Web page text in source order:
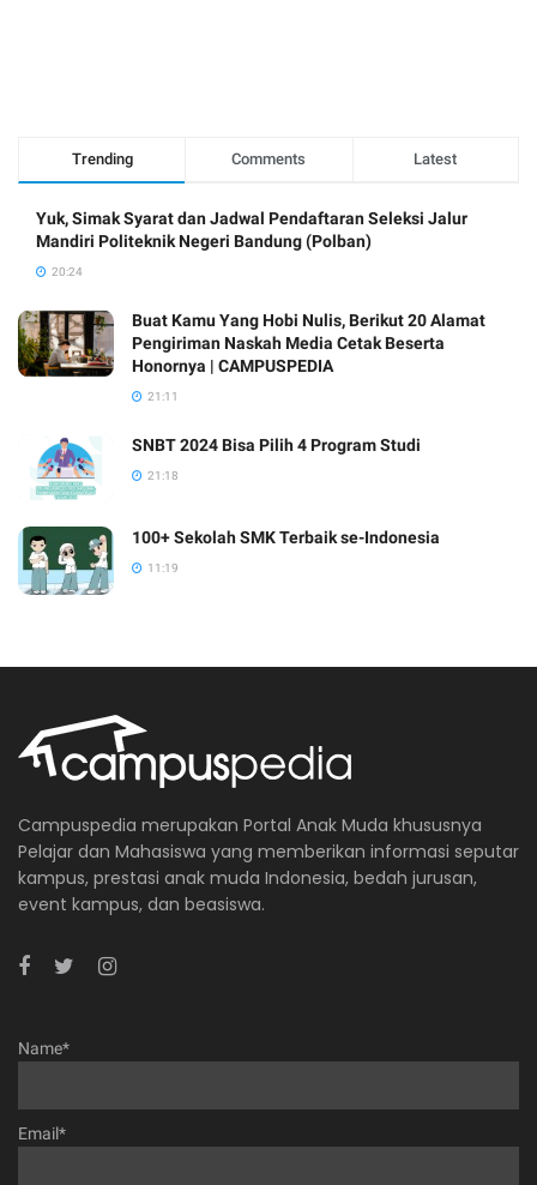
Trending Comments Latest
Yuk, Simak Syarat dan Jadwal Pendaftaran Seleksi Jalur
Mandiri Politeknik Negeri Bandung (Polban)
20:24
Buat Kamu Yang Hobi Nulis, Berikut 20 Alamat
Pengiriman Naskah Media Cetak Beserta
Honornya | CAMPUSPEDIA
21:11
SNBT 2024 Bisa Pilih 4 Program Studi
21:18
100+ Sekolah SMK Terbaik se-Indonesia
11:19
Campuspedia merupakan Portal Anak Muda khususnya
Pelajar dan Mahasiswa yang memberikan informasi seputar
kampus, prestasi anak muda Indonesia, bedah jurusan,
event kampus, dan beasiswa.
Name*
Email*